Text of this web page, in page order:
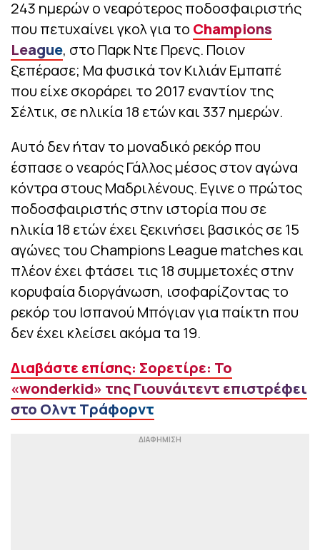
243 ημερών ο νεαρότερος ποδοσφαιριστής
που πετυχαίνει γκολ για το Champions
League, στο Παρκ Ντε Πρενς. Ποιον
ξεπέρασε; Μα φυσικά τον Κιλιάν Εμπαπέ
που είχε σκοράρει το 2017 εναντίον της
Σέλτικ, σε ηλικία 18 ετών και 337 ημερών.
Αυτό δεν ήταν το μοναδικό ρεκόρ που
έσπασε ο νεαρός Γάλλος μέσος στον αγώνα
κόντρα στους Μαδριλένους. Εγινε ο πρώτος
ποδοσφαιριστής στην ιστορία που σε
ηλικία 18 ετών έχει ξεκινήσει βασικός σε 15
αγώνες του Champions League matches και
πλέον έχει φτάσει τις 18 συμμετοχές στην
κορυφαία διοργάνωση, ισοφαρίζοντας το
ρεκόρ του Ισπανού Μπόγιαν για παίκτη που
δεν έχει κλείσει ακόμα τα 19.
Διαβάστε επίσης: Σορετίρε: Το
«wonderkid» της Γιουνάιτεντ επιστρέφει
στο Ολντ Τράφορντ